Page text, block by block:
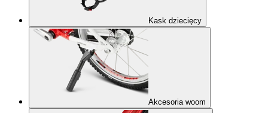
Kask dziecięcy
Akcesoria woom